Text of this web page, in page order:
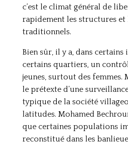
c’est le climat général de
rapidement les structures
traditionnels.
Bien sûr, il y a, dans certains
certains quartiers, un
jeunes, surtout des femmes.
le prétexte d’une
typique de la société
latitudes. Mohamed
que certaines populations
reconstitué dans les